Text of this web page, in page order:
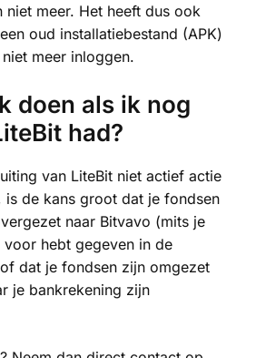
meer. Het heeft dus ook
oud installatiebestand (APK)
meer inloggen.
doen als ik nog
had?
van LiteBit niet actief actie
is de kans groot dat je fondsen
naar Bitvavo (mits je
hebt gegeven in de
dat je fondsen zijn omgezet
je bankrekening zijn